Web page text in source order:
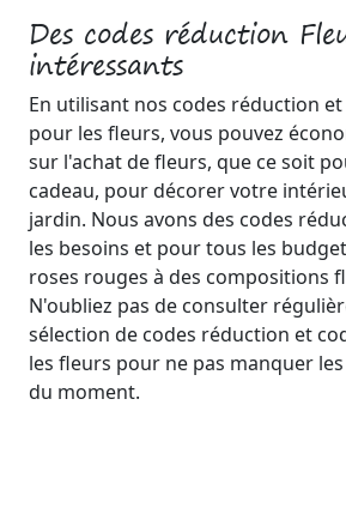
Des codes réduction
intéressants
En utilisant nos codes réduction et
pour les fleurs, vous pouvez
sur l'achat de fleurs, que ce soit
cadeau, pour décorer votre
jardin. Nous avons des codes
les besoins et pour tous les
roses rouges à des compositions
N'oubliez pas de consulter
sélection de codes réduction et
les fleurs pour ne pas manquer
du moment.